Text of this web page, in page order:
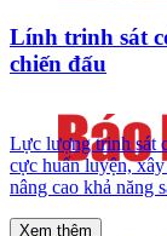
Lính trinh sát
chiến đấu
Lực lượng trinh sát
cực huấn luyện,
nâng cao khả năng
Xem thêm